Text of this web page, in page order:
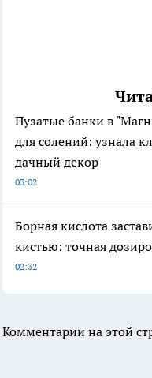
Пузатые банки в
для солений: узнала
дачный декор
03:02
Борная кислота
кистью: точная
02:32
Комментарии на этой